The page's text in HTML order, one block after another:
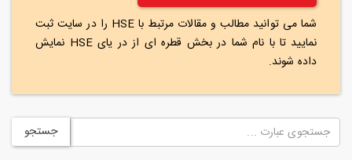
شما می توانید مطالب و مقالات مرتبط با HSE را در سایت ثبت
نمایید تا با نام شما در بخش قطره ای از در یای HSE نمایش
داده شوند.
جستجو